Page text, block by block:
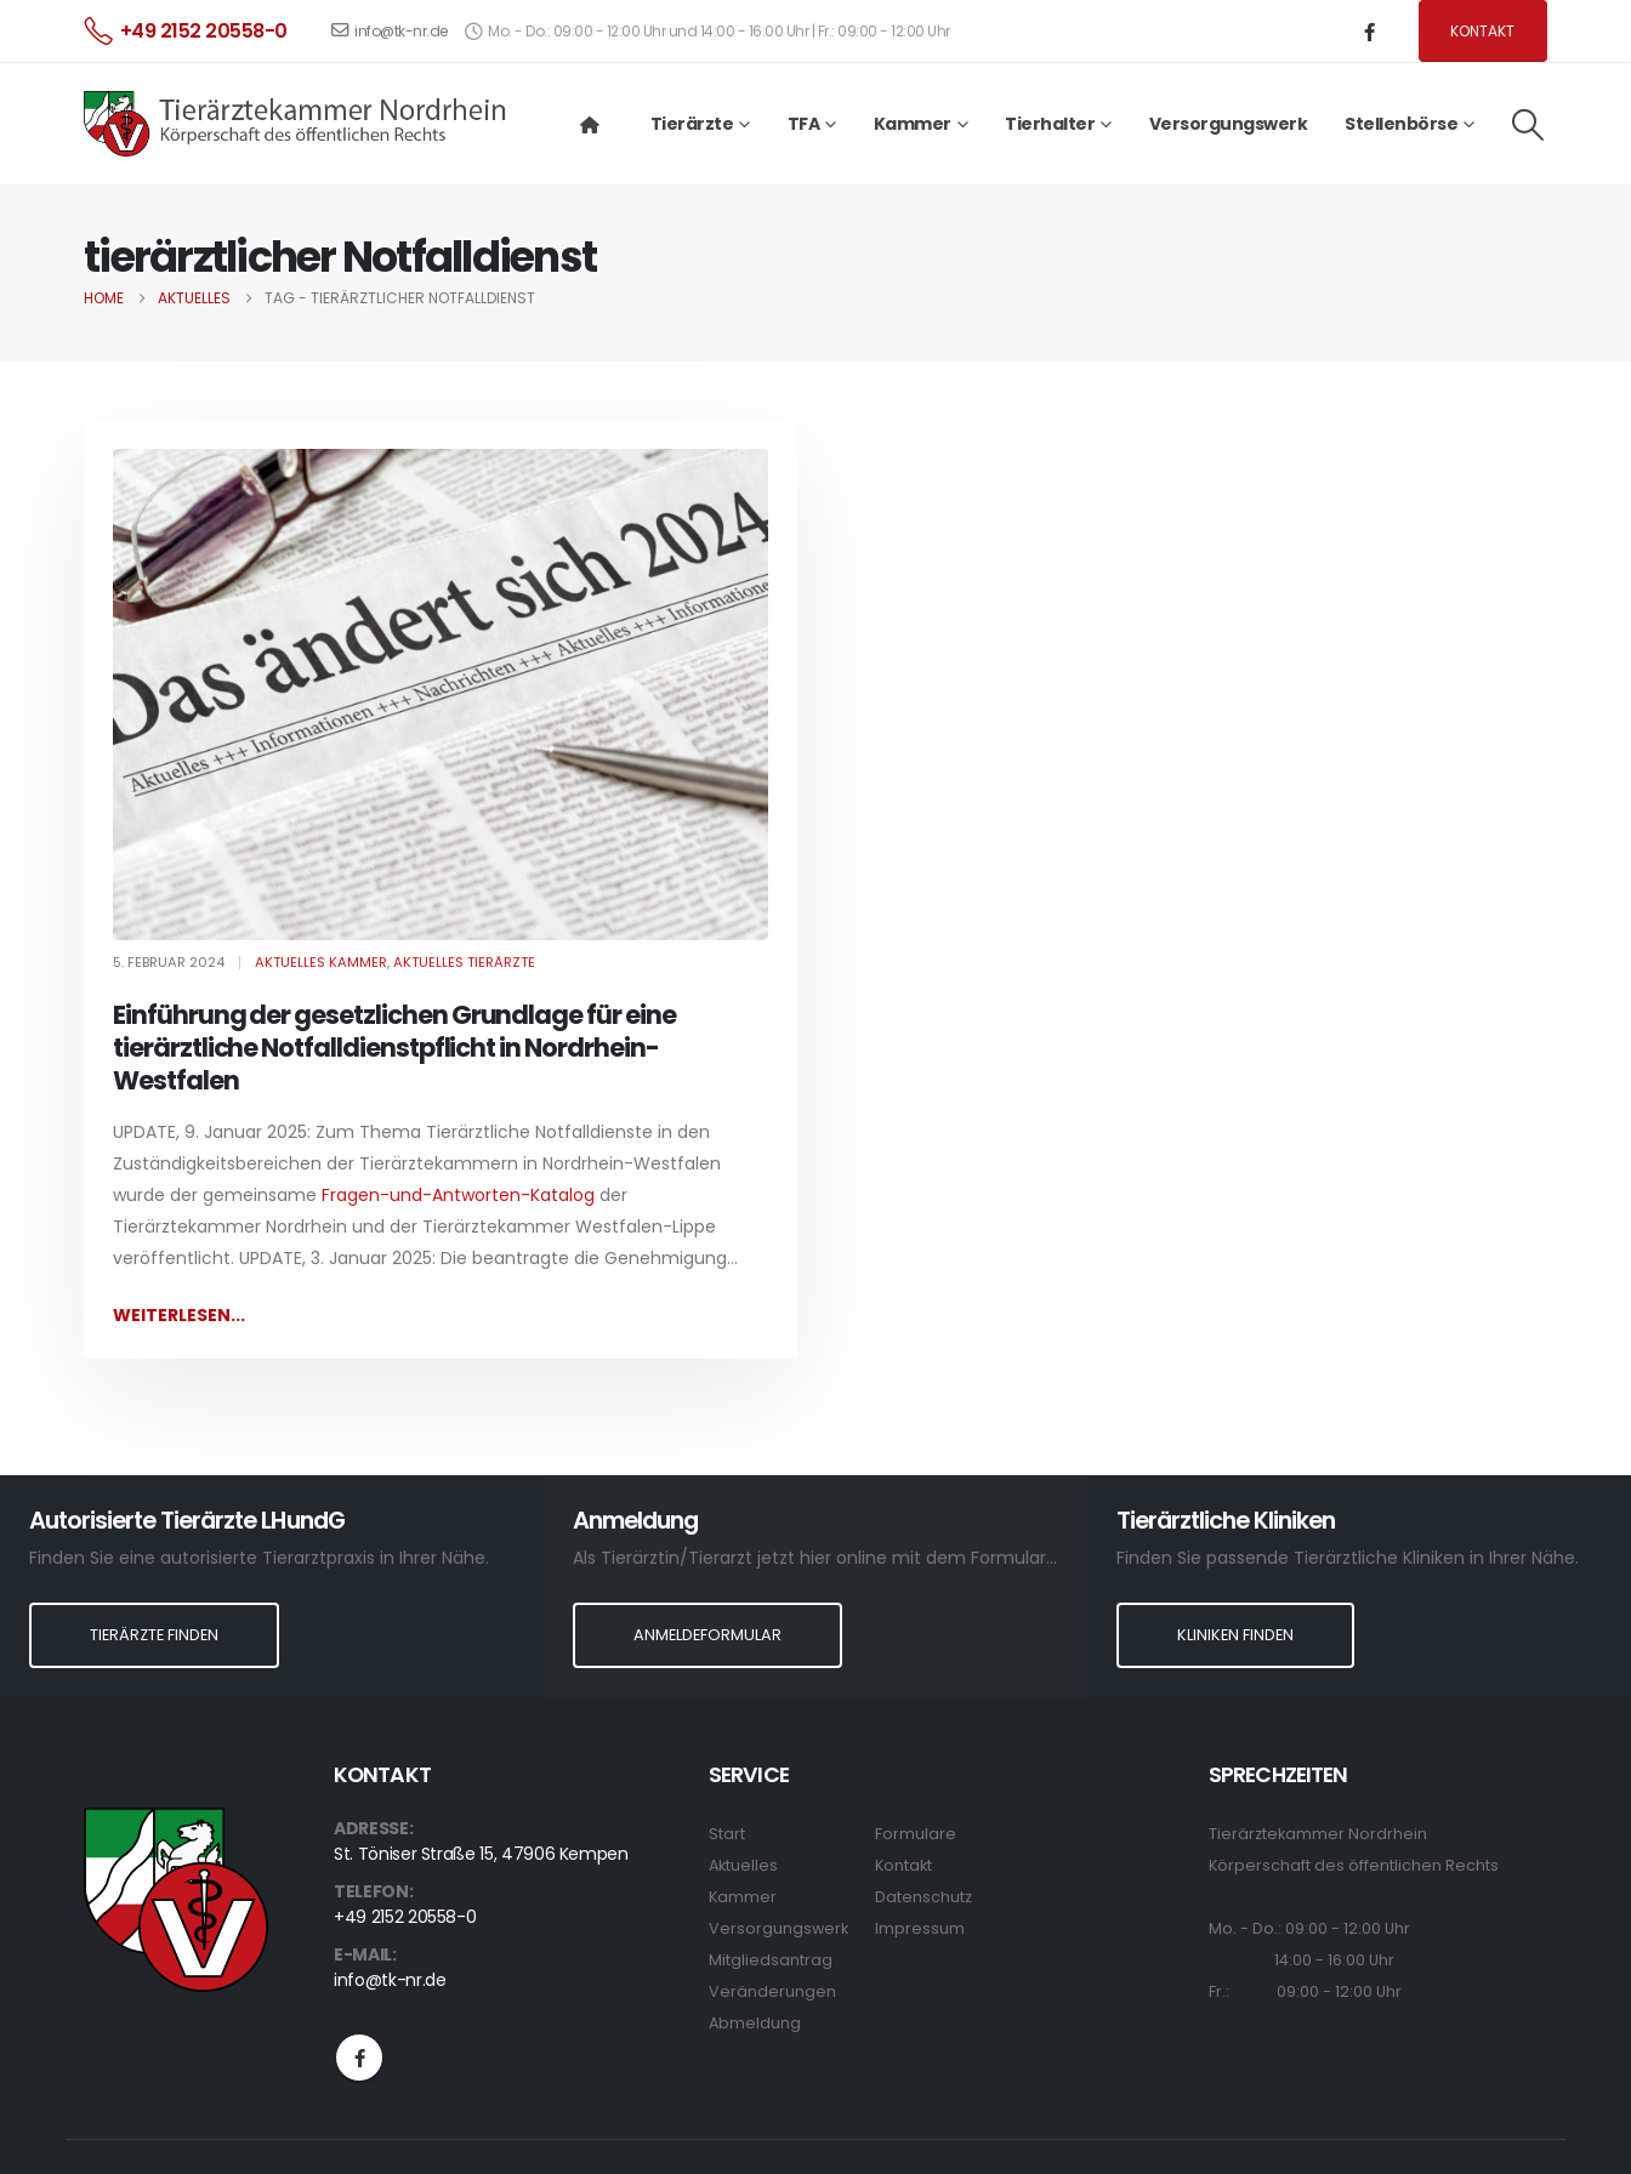
+49 2152 20558-0 info@tk-nr.de Mo. - Do.: 09:00 - 12:00 Uhr und 14:00 - 16:00 Uhr | Fr.: 09:00 - 12:00 Uhr KONTAKT
Tierärzte TFA Kammer Tierhalter Versorgungswerk Stellenbörse
tierärztlicher Notfalldienst
HOME AKTUELLES TAG - TIERÄRZTLICHER NOTFALLDIENST
5. FEBRUAR 2024 AKTUELLES KAMMER,AKTUELLES TIERÄRZTE
Einführung der gesetzlichen Grundlage für eine
tierärztliche Notfalldienstpflicht in Nordrhein-
Westfalen
UPDATE, 9. Januar 2025: Zum Thema Tierärztliche Notfalldienste in den
Zuständigkeitsbereichen der Tierärztekammern in Nordrhein-Westfalen
wurde der gemeinsame Fragen-und-Antworten-Katalog der
Tierärztekammer Nordrhein und der Tierärztekammer Westfalen-Lippe
veröffentlicht. UPDATE, 3. Januar 2025: Die beantragte die Genehmigung...
WEITERLESEN...
Autorisierte Tierärzte LHundG
Finden Sie eine autorisierte Tierarztpraxis in Ihrer Nähe.
TIERÄRZTE FINDEN
Anmeldung
Als Tierärztin/Tierarzt jetzt hier online mit dem Formular anmelden.
ANMELDEFORMULAR
Tierärztliche Kliniken
Finden Sie passende Tierärztliche Kliniken in Ihrer Nähe.
KLINIKEN FINDEN
KONTAKT
ADRESSE:
St. Töniser Straße 15, 47906 Kempen
TELEFON:
+49 2152 20558-0
E-MAIL:
info@tk-nr.de
SERVICE
Start
Aktuelles
Kammer
Versorgungswerk
Mitgliedsantrag
Veränderungen
Abmeldung
Formulare
Kontakt
Datenschutz
Impressum
SPRECHZEITEN
Tierärztekammer Nordrhein
Körperschaft des öffentlichen Rechts
Mo. - Do.: 09:00 - 12:00 Uhr
14:00 - 16:00 Uhr
Fr.: 09:00 - 12:00 Uhr